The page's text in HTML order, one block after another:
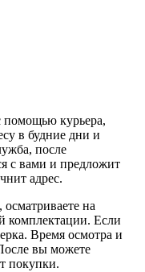
помощью курьера,
в будние дни и
после
с вами и предложит
адрес.
на
комплектации. Если
Время осмотра и
вы можете
покупки.